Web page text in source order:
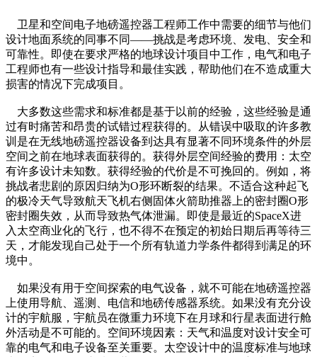
卫星和空间电子地磅遥控器工程师工作中需要的细节与他们
设计地面系统的同事不同——挑战是考虑环境、发电、安全和
可靠性。即使在要求严格的地球设计项目中工作，电气和电子
工程师也有一些设计指导和最佳实践，帮助他们在不造成重大
损害的情况下完成项目。
大多数这些需求和标准都是基于以前的经验，这些经验是通
过有时痛苦和昂贵的试错过程获得的。从错误中吸取的许多教
训是在无线地磅遥控器设备到达具有显著不同环境条件的外层
空间之前在地球表面获得的。获得外层空间经验的费用：太空
有许多设计未知数。获得经验的代价是不可挽回的。例如，将
挑战者悲剧的原因归纳为O形环断裂的结果。不适合这种起飞
的极冷天气导致航天飞机右侧固体火箭助推器上的密封圈O形
密封圈失效，从而导致热气体泄漏。即使是最近的SpaceX进
入太空商业化的飞行，也不得不在预定的初始日期后再等待三
天，才能发现自己处于一个所有轨道力学条件都得到满足的环
境中。
如果没有用于空间探索的电气设备，就不可能在地磅遥控器
上使用导航、遥测、电信和地磅传感器系统。如果没有充分设
计的宇航服，宇航员在微重力环境下在月球和行星表面进行舱
外活动是不可能的。空间环境因素：天气和温度对设计安全可
靠的电气和电子设备至关重要。太空设计中的温度标准与地球